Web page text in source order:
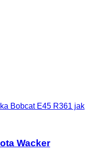
Bobcat E45 R361 jak
Wacker